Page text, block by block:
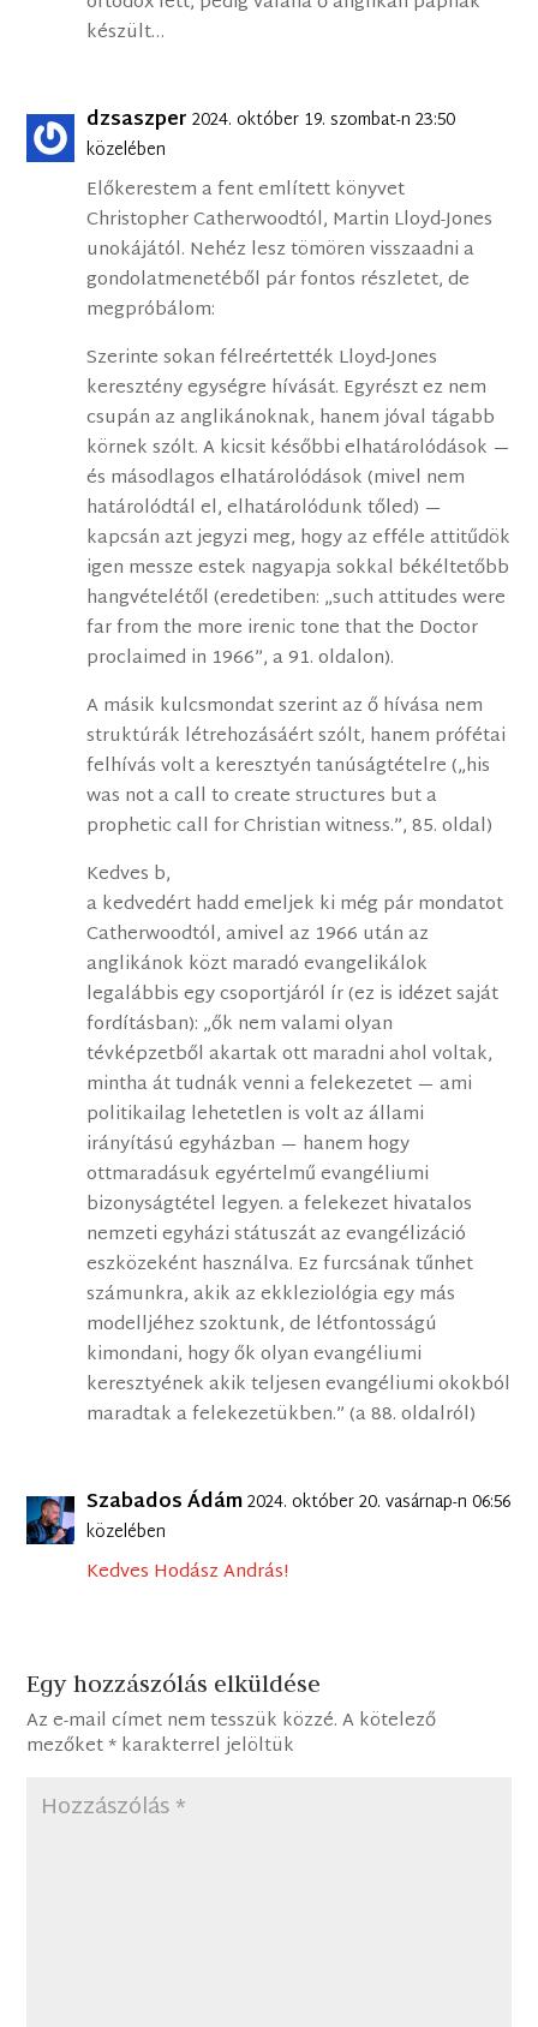
készült…
dzsaszper 2024. október 19. szombat-n 23:50
közelében
Előkerestem a fent említett könyvet
Christopher Catherwoodtól, Martin Lloyd-Jones
unokájától. Nehéz lesz tömören visszaadni a
gondolatmenetéből pár fontos részletet, de
megpróbálom:
Szerinte sokan félreértették Lloyd-Jones
keresztény egységre hívását. Egyrészt ez nem
csupán az anglikánoknak, hanem jóval tágabb
körnek szólt. A kicsit későbbi elhatárolódások —
és másodlagos elhatárolódások (mivel nem
határolódtál el, elhatárolódunk tőled) —
kapcsán azt jegyzi meg, hogy az efféle attitűdök
igen messze estek nagyapja sokkal békéltetőbb
hangvételétől (eredetiben: „such attitudes were
far from the more irenic tone that the Doctor
proclaimed in 1966”, a 91. oldalon).
A másik kulcsmondat szerint az ő hívása nem
struktúrák létrehozásáért szólt, hanem prófétai
felhívás volt a keresztyén tanúságtételre („his
was not a call to create structures but a
prophetic call for Christian witness.”, 85. oldal)
Kedves b,
a kedvedért hadd emeljek ki még pár mondatot
Catherwoodtól, amivel az 1966 után az
anglikánok közt maradó evangelikálok
legalábbis egy csoportjáról ír (ez is idézet saját
fordításban): „ők nem valami olyan
tévképzetből akartak ott maradni ahol voltak,
mintha át tudnák venni a felekezetet — ami
politikailag lehetetlen is volt az állami
irányítású egyházban — hanem hogy
ottmaradásuk egyértelmű evangéliumi
bizonyságtétel legyen. a felekezet hivatalos
nemzeti egyházi státuszát az evangélizáció
eszközeként használva. Ez furcsának tűnhet
számunkra, akik az ekkleziológia egy más
modelljéhez szoktunk, de létfontosságú
kimondani, hogy ők olyan evangéliumi
keresztyének akik teljesen evangéliumi okokból
maradtak a felekezetükben.” (a 88. oldalról)
Szabados Ádám2024. október 20. vasárnap-n 06:56
közelében
Kedves Hodász András!
Egy hozzászólás elküldése
Az e-mail címet nem tesszük közzé. A kötelező
mezőket*karakterrel jelöltük